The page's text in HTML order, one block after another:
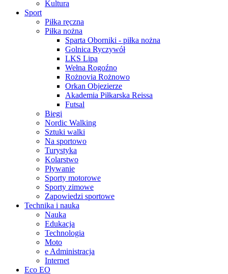
Kultura
Sport
Piłka ręczna
Piłka nożna
Sparta Oborniki - piłka nożna
Golnica Ryczywół
LKS Lipa
Wełna Rogoźno
Rożnovia Rożnowo
Orkan Objezierze
Akademia Piłkarska Reissa
Futsal
Biegi
Nordic Walking
Sztuki walki
Na sportowo
Turystyka
Kolarstwo
Pływanie
Sporty motorowe
Sporty zimowe
Zapowiedzi sportowe
Technika i nauka
Nauka
Edukacja
Technologia
Moto
e Administracja
Internet
Eco EO